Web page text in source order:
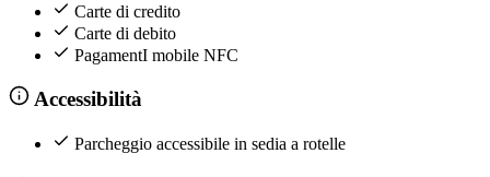
Carte di credito
Carte di debito
PagamentI mobile NFC
Accessibilità
Parcheggio accessibile in sedia a rotelle